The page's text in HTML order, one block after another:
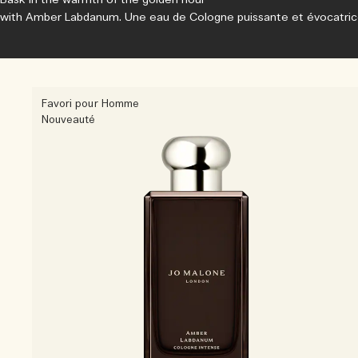
with Amber Labdanum. Une eau de Cologne puissante et
Favori pour Homme
Nouveauté